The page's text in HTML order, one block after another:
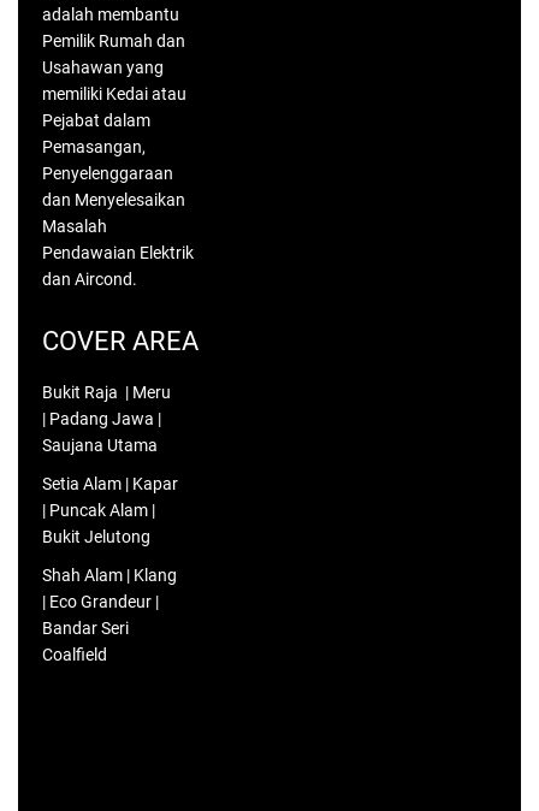
adalah membantu
Pemilik Rumah dan
Usahawan yang
memiliki Kedai atau
Pejabat dalam
Pemasangan,
Penyelenggaraan
dan Menyelesaikan
Masalah
Pendawaian Elektrik
dan Aircond.
COVER AREA
Bukit Raja | Meru
| Padang Jawa |
Saujana Utama
Setia Alam | Kapar
| Puncak Alam |
Bukit Jelutong
Shah Alam | Klang
| Eco Grandeur |
Bandar Seri
Coalfield